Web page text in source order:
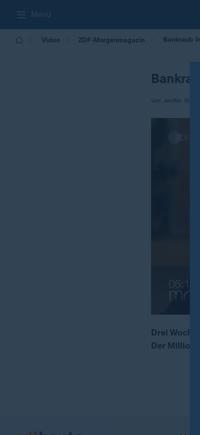
Menü
Video ZDF-Morgenmagazin Bankraub
von Jenifer Girke
00:17
Drei
Der